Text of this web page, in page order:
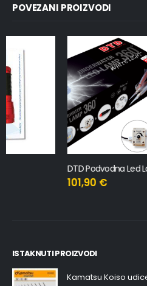
POVEZANI PROIZVODI
DTD Podvodna Led Lampa 360 – Bijelo svjetlo
ISTAKNUTI PROIZVODI
Kamatsu Koiso